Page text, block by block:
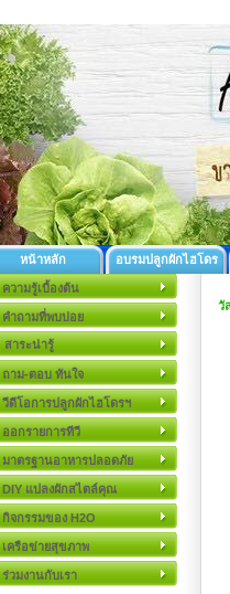
หน้าหลัก อบรมปลูกผักไฮโดร
ความรู้เบื้องต้น
คำถามที่พบบ่อย
สาระน่ารู้
ถาม-ตอบ ทันใจ
วีดีโอการปลูกผักไฮโดรฯ
ออกรายการทีวี
มาตรฐานอาหารปลอดภัย
DIY แปลงผักสไตล์คุณ
กิจกรรมของ H2O
เครือข่ายสุขภาพ
ร่วมงานกับเรา
วั